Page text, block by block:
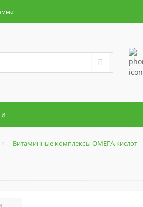
Витаминные комплексы ОМЕГА кислот